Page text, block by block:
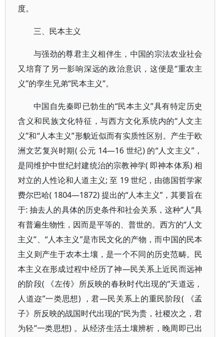
度。
三、民本主义
与强劲的尊君主义相伴生，中国的宗法农业社会
又培育了另一影响深远的政治意识，这便是“重农主
义”的孪生兄弟“民本主义”。
中国自先秦即已勃生的“民本主义”具有特定历史
含义和民族文化特征，与西方文化系统内的“人文主
义”和“人本主义”形貌近似而有实质性区别。产生于欧
洲文艺复兴时期( 公元 14—16 世纪) 的“人文主义”，
是同维护中世纪封建统治的宗教神学( 即神本体系) 相
对立的人性论和人道主义; 至 19 世纪，由德国哲学家
费尔巴哈( 1804—1872) 提出的“人本主义”，其要旨在
于: 抽去人的具体的历史条件和社会关系，这种“人”具
有普遍生物性，因而是平等的、普世的。西方的“人文
主义”、“人本主义”是市民文化的产物，而中国的民本
主义则产生于农本土壤，是一个不同的历史范畴。民
本主义在形成过程中经历了神—民关系上近民而远神
的阶段( 《左传》所反映的春秋时代出现的“天道远，
人道迩”一类思想) ，君—民关系上的重民阶段( 《孟
子》所反映的战国时代出现的“民为贵，社稷次之，君
为轻”一类思想) 。从经济生活土壤辨析，晚周即已出